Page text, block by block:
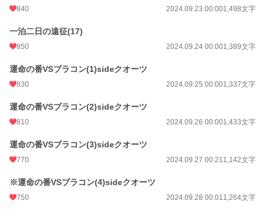
840 2024.09.23 00:001,498文字
一泊二日の遠征(17)
850 2024.09.24 00:001,389文字
運命の番VSブラコン(1)sideクオーツ
830 2024.09.25 00:001,337文字
運命の番VSブラコン(2)sideクオーツ
810 2024.09.26 00:001,433文字
運命の番VSブラコン(3)sideクオーツ
770 2024.09.27 00:211,142文字
※運命の番VSブラコン(4)sideクオーツ
750 2024.09.28 00:011,264文字